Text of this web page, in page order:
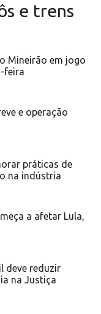
e trens
Mineirão em jogo
feira
e operação
práticas de
na indústria
a afetar Lula,
deve reduzir
na Justiça